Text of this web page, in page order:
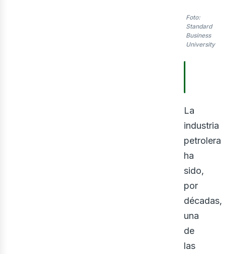
Foto:
Standard
Business
University
La
industria
petrolera
ha
sido,
por
décadas,
una
de
las